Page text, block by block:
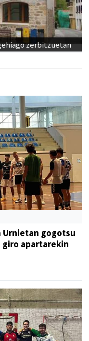
zerbitzuetan
Urnietan gogotsu
apartarekin